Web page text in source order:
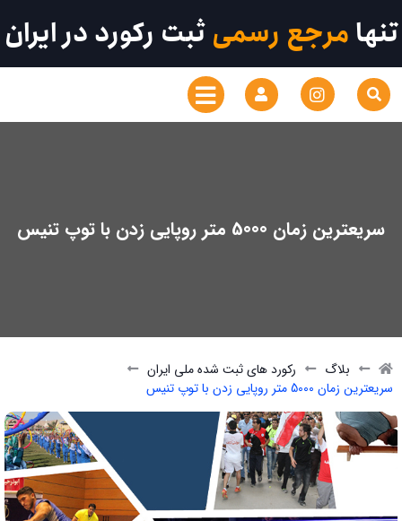
تنهامرجع رسمیثبت رکورد در ایران
سریعترین زمان 5000 متر روپایی زدن با توپ تنیس
بلاگ
رکورد های ثبت شده ملی ایران
سریعترین زمان 5000 متر روپایی زدن با توپ تنیس